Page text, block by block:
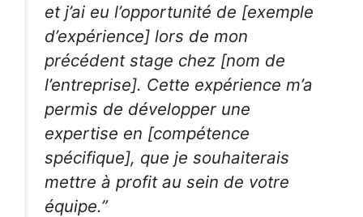
et j’ai eu l’opportunité de [exemple
d’expérience] lors de mon
précédent stage chez [nom de
l’entreprise]. Cette expérience m’a
permis de développer une
expertise en [compétence
spécifique], que je souhaiterais
mettre à profit au sein de votre
équipe.”